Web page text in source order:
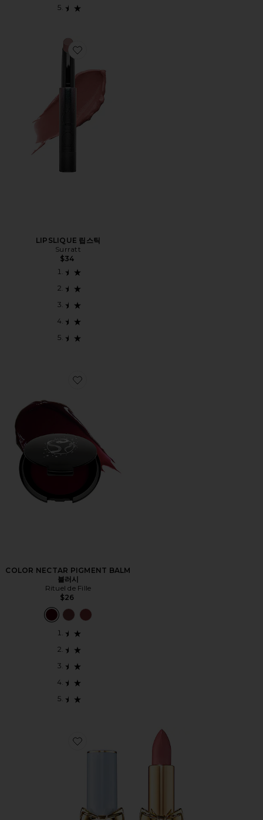
Favorite LIPSLIQUE 립스틱
LIPSLIQUE 립스틱
Surratt
$34
Favorite COLOR NECTAR PIGMENT BALM 블러시
COLOR NECTAR PIGMENT BALM
블러시
Rituel de Fille
$26
Favorite SATINALLURE 립스틱